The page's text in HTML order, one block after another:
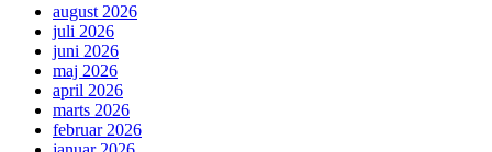
august 2026
juli 2026
juni 2026
maj 2026
april 2026
marts 2026
februar 2026